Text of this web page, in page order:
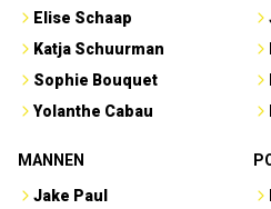
Elise Schaap
Katja Schuurman
Sophie Bouquet
Yolanthe Cabau
MANNEN
Jake Paul